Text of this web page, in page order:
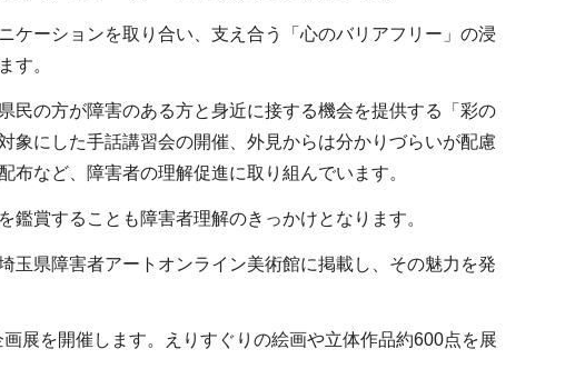
ケーションを取り合い、支え合う「心のバリアフリー」の浸
す。
民の方が障害のある方と身近に接する機会を提供する「彩の
象にした手話講習会の開催、外見からは分かりづらいが配慮
など、障害者の理解促進に取り組んでいます。
賞することも障害者理解のきっかけとなります。
玉県障害者アートオンライン美術館に掲載し、その魅力を発
展を開催します。えりすぐりの絵画や立体作品約600点を展